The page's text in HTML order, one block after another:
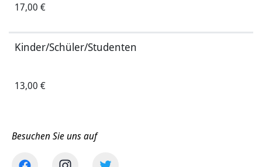
17,00 €
Kinder/Schüler/Studenten
13,00 €
Besuchen Sie uns auf